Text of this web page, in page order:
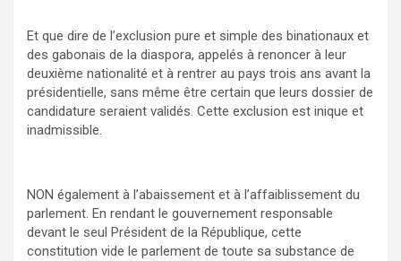
Et que dire de l’exclusion pure et simple des binationaux et
des gabonais de la diaspora, appelés à renoncer à leur
deuxième nationalité et à rentrer au pays trois ans avant la
présidentielle, sans même être certain que leurs dossier de
candidature seraient validés. Cette exclusion est inique et
inadmissible.
NON également à l’abaissement et à l’affaiblissement du
parlement. En rendant le gouvernement responsable
devant le seul Président de la République, cette
constitution vide le parlement de toute sa substance de